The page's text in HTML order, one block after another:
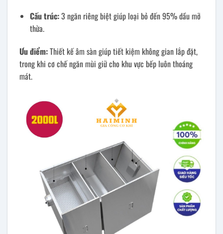
Cấu trúc:3 ngăn riêng biệt giúp loại bỏ đến 95% dầu mỡ
thừa.
Ưu điểm:Thiết kế âm sàn giúp tiết kiệm không gian lắp đặt,
trong khi cơ chế ngăn mùi giữ cho khu vực bếp luôn thoáng
mát.